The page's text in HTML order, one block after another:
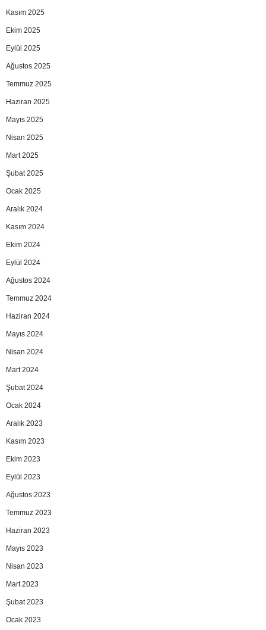
Kasım 2025
Ekim 2025
Eylül 2025
Ağustos 2025
Temmuz 2025
Haziran 2025
Mayıs 2025
Nisan 2025
Mart 2025
Şubat 2025
Ocak 2025
Aralık 2024
Kasım 2024
Ekim 2024
Eylül 2024
Ağustos 2024
Temmuz 2024
Haziran 2024
Mayıs 2024
Nisan 2024
Mart 2024
Şubat 2024
Ocak 2024
Aralık 2023
Kasım 2023
Ekim 2023
Eylül 2023
Ağustos 2023
Temmuz 2023
Haziran 2023
Mayıs 2023
Nisan 2023
Mart 2023
Şubat 2023
Ocak 2023